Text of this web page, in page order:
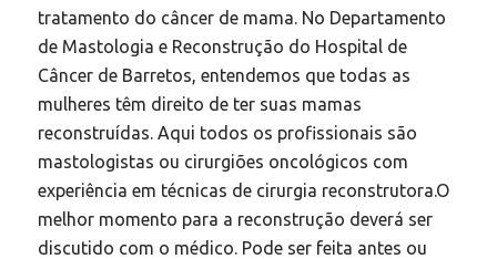
tratamento do câncer de mama. No Departamento
de Mastologia e Reconstrução do Hospital de
Câncer de Barretos, entendemos que todas as
mulheres têm direito de ter suas mamas
reconstruídas. Aqui todos os profissionais são
mastologistas ou cirurgiões oncológicos com
experiência em técnicas de cirurgia reconstrutora.O
melhor momento para a reconstrução deverá ser
discutido com o médico. Pode ser feita antes ou